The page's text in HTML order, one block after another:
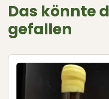
Das könnte
gefallen